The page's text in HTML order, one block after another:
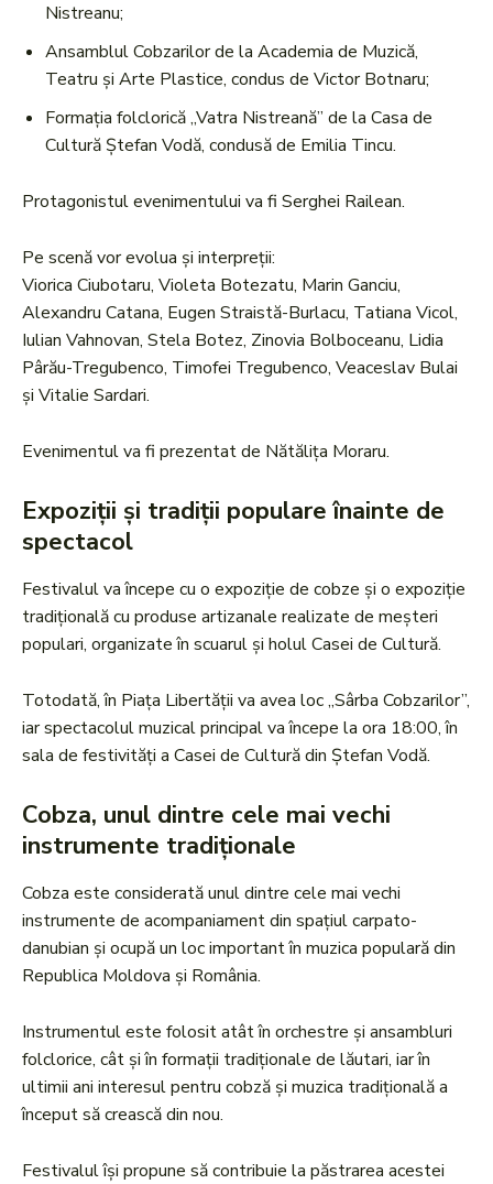
Nistreanu;
Ansamblul Cobzarilor de la Academia de Muzică,
Teatru și Arte Plastice, condus de Victor Botnaru;
Formația folclorică „Vatra Nistreană” de la Casa de
Cultură Ștefan Vodă, condusă de Emilia Tincu.
Protagonistul evenimentului va fi Serghei Railean.
Pe scenă vor evolua și interpreții:
Viorica Ciubotaru, Violeta Botezatu, Marin Ganciu,
Alexandru Catana, Eugen Straistă-Burlacu, Tatiana Vicol,
Iulian Vahnovan, Stela Botez, Zinovia Bolboceanu, Lidia
Pârău-Tregubenco, Timofei Tregubenco, Veaceslav Bulai
și Vitalie Sardari.
Evenimentul va fi prezentat de Nătălița Moraru.
Expoziții și tradiții populare înainte de
spectacol
Festivalul va începe cu o expoziție de cobze și o expoziție
tradițională cu produse artizanale realizate de meșteri
populari, organizate în scuarul și holul Casei de Cultură.
Totodată, în Piața Libertății va avea loc „Sârba Cobzarilor”,
iar spectacolul muzical principal va începe la ora 18:00, în
sala de festivități a Casei de Cultură din Ștefan Vodă.
Cobza, unul dintre cele mai vechi
instrumente tradiționale
Cobza este considerată unul dintre cele mai vechi
instrumente de acompaniament din spațiul carpato-
danubian și ocupă un loc important în muzica populară din
Republica Moldova și România.
Instrumentul este folosit atât în orchestre și ansambluri
folclorice, cât și în formații tradiționale de lăutari, iar în
ultimii ani interesul pentru cobză și muzica tradițională a
început să crească din nou.
Festivalul își propune să contribuie la păstrarea acestei